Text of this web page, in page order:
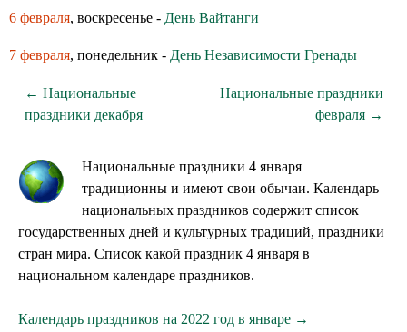
6 февраля, воскресенье - День Вайтанги
7 февраля, понедельник - День Независимости Гренады
← Национальные
праздники декабря
Национальные праздники
февраля →
Национальные праздники 4 января
традиционны и имеют свои обычаи. Календарь
национальных праздников содержит список
государственных дней и культурных традиций, праздники
стран мира. Список какой праздник 4 января в
национальном календаре праздников.
Календарь праздников на 2022 год в январе →